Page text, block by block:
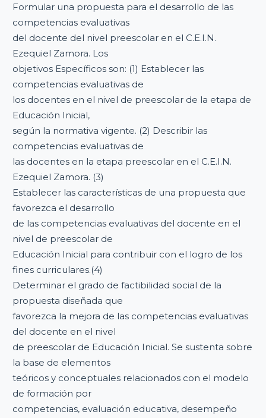
Formular una propuesta para el desarrollo de las
competencias evaluativas
del docente del nivel preescolar en el C.E.I.N.
Ezequiel Zamora. Los
objetivos Específicos son: (1) Establecer las
competencias evaluativas de
los docentes en el nivel de preescolar de la etapa de
Educación Inicial,
según la normativa vigente. (2) Describir las
competencias evaluativas de
las docentes en la etapa preescolar en el C.E.I.N.
Ezequiel Zamora. (3)
Establecer las características de una propuesta que
favorezca el desarrollo
de las competencias evaluativas del docente en el
nivel de preescolar de
Educación Inicial para contribuir con el logro de los
fines curriculares.(4)
Determinar el grado de factibilidad social de la
propuesta diseñada que
favorezca la mejora de las competencias evaluativas
del docente en el nivel
de preescolar de Educación Inicial. Se sustenta sobre
la base de elementos
teóricos y conceptuales relacionados con el modelo
de formación por
competencias, evaluación educativa, desempeño